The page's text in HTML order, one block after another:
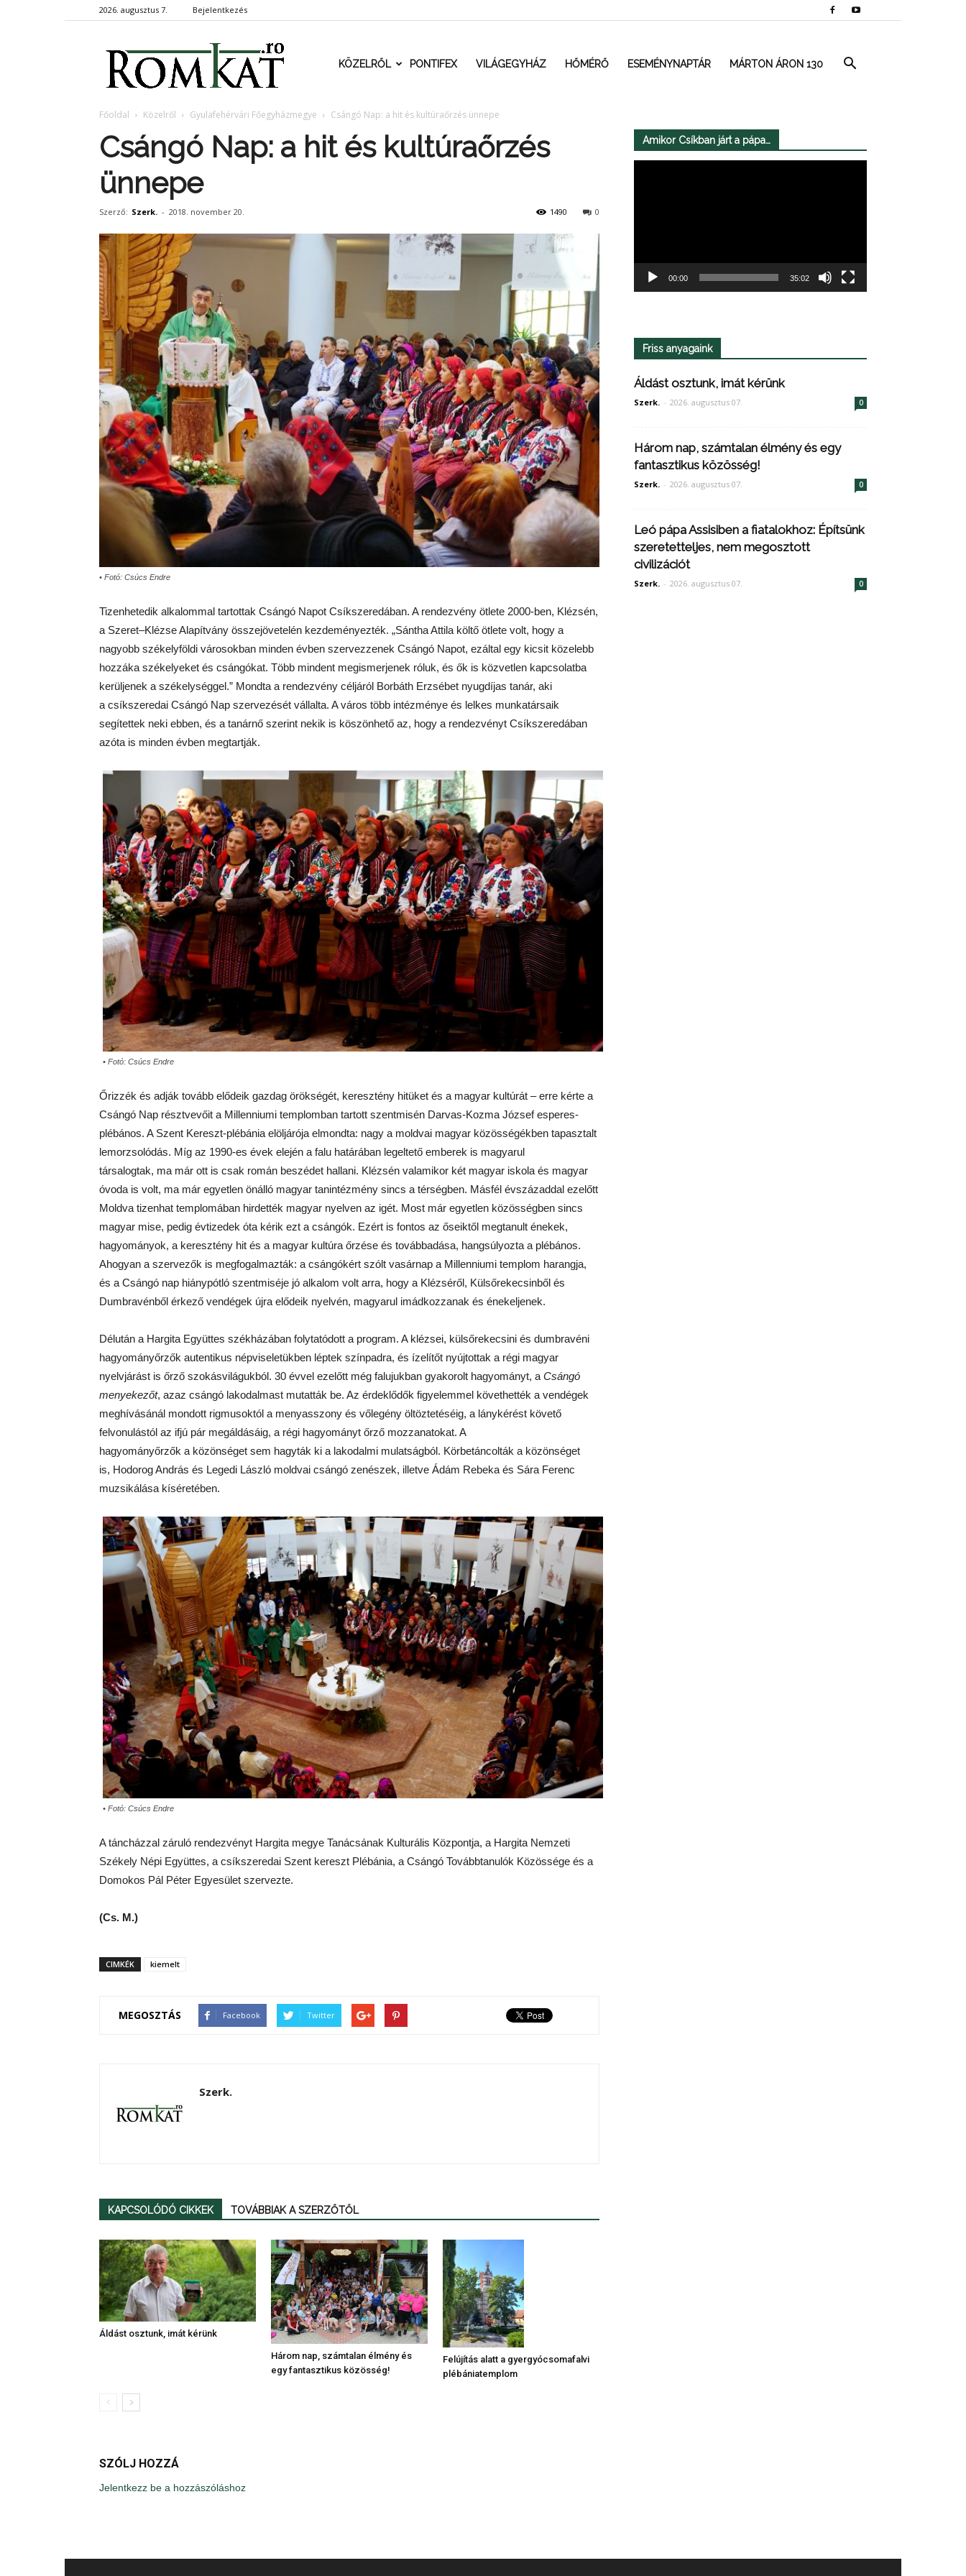
2026. augusztus 7. Bejelentkezés
RomKat.roKÖZELRŐL PONTIFEX VILÁGEGYHÁZ HŐMÉRŐ ESEMÉNYNAPTÁR MÁRTON ÁRON 130
Főoldal Közelről Gyulafehérvári Főegyházmegye Csángó Nap: a hit és kultúraőrzés ünnepe
Csángó Nap: a hit és kultúraőrzés
ünnepe
Szerző: Szerk. - 2018. november 20. 0
1490
• Fotó: Csúcs Endre
Tizenhetedik alkalommal tartottak Csángó Napot Csíkszeredában. A rendezvény ötlete 2000-ben, Klézsén,
a Szeret–Klézse Alapítvány összejövetelén kezdeményezték. „Sántha Attila költő ötlete volt, hogy a
nagyobb székelyföldi városokban minden évben szervezzenek Csángó Napot, ezáltal egy kicsit közelebb
hozzáka székelyeket és csángókat. Több mindent megismerjenek róluk, és ők is közvetlen kapcsolatba
kerüljenek a székelységgel.” Mondta a rendezvény céljáról Borbáth Erzsébet nyugdíjas tanár, aki
a csíkszeredai Csángó Nap szervezését vállalta. A város több intézménye és lelkes munkatársaik
segítettek neki ebben, és a tanárnő szerint nekik is köszönhető az, hogy a rendezvényt Csíkszeredában
azóta is minden évben megtartják.
• Fotó: Csúcs Endre
Őrizzék és adják tovább elődeik gazdag örökségét, keresztény hitüket és a magyar kultúrát – erre kérte a
Csángó Nap résztvevőit a Millenniumi templomban tartott szentmisén Darvas-Kozma József esperes-
plébános. A Szent Kereszt-plébánia elöljárója elmondta: nagy a moldvai magyar közösségékben tapasztalt
lemorzsolódás. Míg az 1990-es évek elején a falu határában legeltető emberek is magyarul
társalogtak, ma már ott is csak román beszédet hallani. Klézsén valamikor két magyar iskola és magyar
óvoda is volt, ma már egyetlen önálló magyar tanintézmény sincs a térségben. Másfél évszázaddal ezelőtt
Moldva tizenhat templomában hirdették magyar nyelven az igét. Most már egyetlen közösségben sincs
magyar mise, pedig évtizedek óta kérik ezt a csángók. Ezért is fontos az őseiktől megtanult énekek,
hagyományok, a keresztény hit és a magyar kultúra őrzése és továbbadása, hangsúlyozta a plébános.
Ahogyan a szervezők is megfogalmazták: a csángókért szólt vasárnap a Millenniumi templom harangja,
és a Csángó nap hiánypótló szentmiséje jó alkalom volt arra, hogy a Klézséről, Külsőrekecsinből és
Dumbravénből érkező vendégek újra elődeik nyelvén, magyarul imádkozzanak és énekeljenek.
Délután a Hargita Együttes székházában folytatódott a program. A klézsei, külsőrekecsini és dumbravéni
hagyományőrzők autentikus népviseletükben léptek színpadra, és ízelítőt nyújtottak a régi magyar
nyelvjárást is őrző szokásvilágukból. 30 évvel ezelőtt még falujukban gyakorolt hagyományt, a Csángó
menyekezőt, azaz csángó lakodalmast mutatták be. Az érdeklődők figyelemmel követhették a vendégek
meghívásánál mondott rigmusoktól a menyasszony és vőlegény öltöztetéséig, a lánykérést követő
felvonulástól az ifjú pár megáldásáig, a régi hagyományt őrző mozzanatokat. A
hagyományőrzők a közönséget sem hagyták ki a lakodalmi mulatságból. Körbetáncolták a közönséget
is, Hodorog András és Legedi László moldvai csángó zenészek, illetve Ádám Rebeka és Sára Ferenc
muzsikálása kíséretében.
• Fotó: Csúcs Endre
A táncházzal záruló rendezvényt Hargita megye Tanácsának Kulturális Központja, a Hargita Nemzeti
Székely Népi Együttes, a csíkszeredai Szent kereszt Plébánia, a Csángó Továbbtanulók Közössége és a
Domokos Pál Péter Egyesület szervezte.
(Cs. M.)
CIMKÉK kiemelt
MEGOSZTÁS Facebook Twitter
Szerk.
KAPCSOLÓDÓ CIKKEK TOVÁBBIAK A SZERZŐTŐL
Áldást osztunk, imát kérünk
Három nap, számtalan élmény és
egy fantasztikus közösség!
Felújítás alatt a gyergyócsomafalvi
plébániatemplom
SZÓLJ HOZZÁ
Jelentkezz be a hozzászóláshoz
Amikor Csíkban járt a pápa…
00:00 35:02
Friss anyagaink
Áldást osztunk, imát kérünk
Szerk. - 2026. augusztus 07. 0
Három nap, számtalan élmény és egy
fantasztikus közösség!
Szerk. - 2026. augusztus 07. 0
Leó pápa Assisiben a fiatalokhoz: Építsünk
szeretetteljes, nem megosztott
civilizációt
Szerk. - 2026. augusztus 07. 0